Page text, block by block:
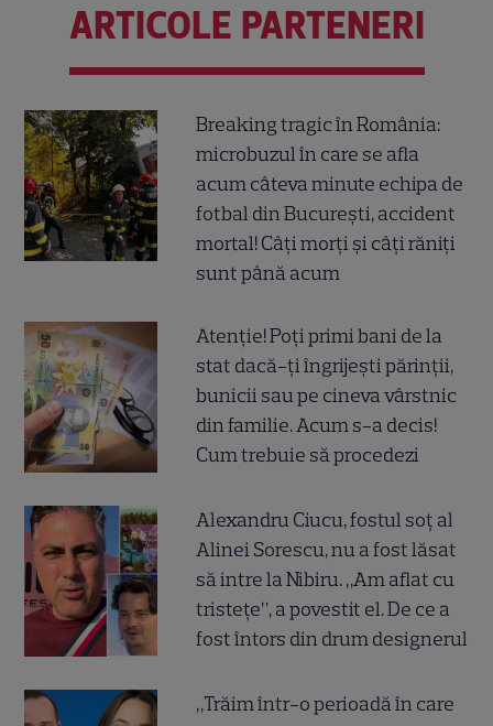
ARTICOLE PARTENERI
Breaking tragic în România:
microbuzul în care se afla
acum câteva minute echipa de
fotbal din București, accident
mortal! Câți morți și câți răniți
sunt până acum
Atenție! Poți primi bani de la
stat dacă-ți îngrijești părinții,
bunicii sau pe cineva vârstnic
din familie. Acum s-a decis!
Cum trebuie să procedezi
Alexandru Ciucu, fostul soț al
Alinei Sorescu, nu a fost lăsat
să intre la Nibiru. „Am aflat cu
tristețe”, a povestit el. De ce a
fost întors din drum designerul
„Trăim într-o perioadă în care